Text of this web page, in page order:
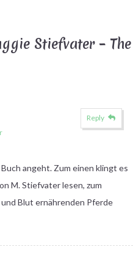
Stiefvater – The
angeht. Zum einen klingt es
M. Stiefvater lesen, zum
Blut ernährenden Pferde
Reply